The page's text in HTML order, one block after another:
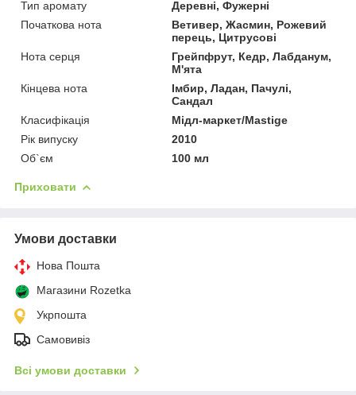
Тип аромату
Деревні, Фужерні
Початкова нота
Ветивер, Жасмин, Рожевий
перець, Цитрусові
Нота серця
Грейпфрут, Кедр, Лабданум,
М'ята
Кінцева нота
Імбир, Ладан, Пачулі,
Сандал
Класифікація
Мідл-маркет/Mastige
Рік випуску
2010
Об`єм
100 мл
Приховати
Умови доставки
Нова Пошта
Магазини Rozetka
Укрпошта
Самовивіз
Всі умови доставки